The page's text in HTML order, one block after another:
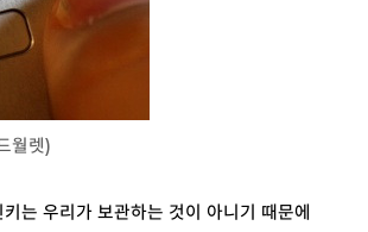
월렛)
는 우리가 보관하는 것이 아니기 때문에